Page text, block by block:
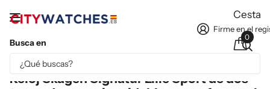
Busca en
Firme en el
Cesta
0
Parte del contenido se ha traducido automáticamente.
Reloj Skagen Signatur Lille Sport de dos